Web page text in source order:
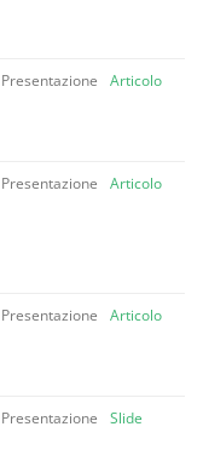
Presentazione Articolo
Presentazione Articolo
Presentazione Articolo
Presentazione Slide